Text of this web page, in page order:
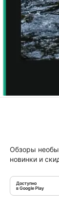
Обзоры
новинки и
Доступно
в Google Play